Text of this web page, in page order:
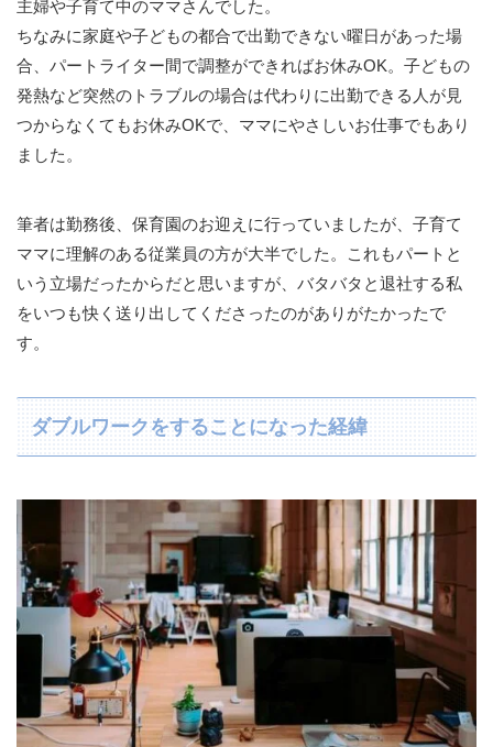
主婦や子育て中のママさんでした。
ちなみに家庭や子どもの都合で出勤できない曜日があった場
合、パートライター間で調整ができればお休みOK。子どもの
発熱など突然のトラブルの場合は代わりに出勤できる人が見
つからなくてもお休みOKで、ママにやさしいお仕事でもあり
ました。
筆者は勤務後、保育園のお迎えに行っていましたが、子育て
ママに理解のある従業員の方が大半でした。これもパートと
いう立場だったからだと思いますが、バタバタと退社する私
をいつも快く送り出してくださったのがありがたかったで
す。
ダブルワークをすることになった経緯